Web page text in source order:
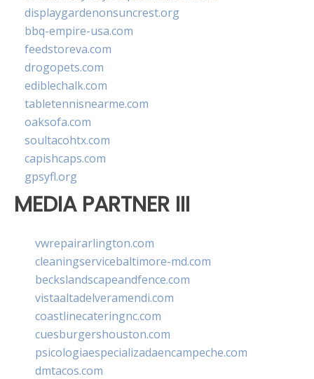
displaygardenonsuncrest.org
bbq-empire-usa.com
feedstoreva.com
drogopets.com
ediblechalk.com
tabletennisnearme.com
oaksofa.com
soultacohtx.com
capishcaps.com
gpsyfl.org
MEDIA PARTNER III
vwrepairarlington.com
cleaningservicebaltimore-md.com
beckslandscapeandfence.com
vistaaltadelveramendi.com
coastlinecateringnc.com
cuesburgershouston.com
psicologiaespecializadaencampeche.com
dmtacos.com